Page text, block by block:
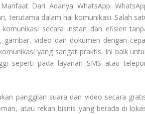
Manfaat Dari Adanya WhatsApp.
terutama dalam hal komunikasi. Salah
secara instan dan efisien
video dan dokumen dengan
yang sangat praktis. Ini baik
seperti pada layanan SMS atau
panggilan suara dan video secara
atau rekan bisnis yang berada di